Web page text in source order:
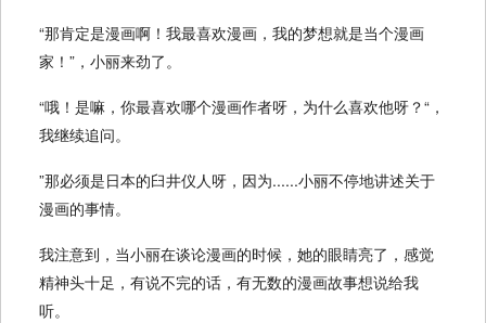
“那肯定是漫画啊！我最喜欢漫画，我的梦想就是当个漫画
家！”，小丽来劲了。
“哦！是嘛，你最喜欢哪个漫画作者呀，为什么喜欢他呀？“，
我继续追问。
”那必须是日本的臼井仪人呀，因为......小丽不停地讲述关于
漫画的事情。
我注意到，当小丽在谈论漫画的时候，她的眼睛亮了，感觉
精神头十足，有说不完的话，有无数的漫画故事想说给我
听。